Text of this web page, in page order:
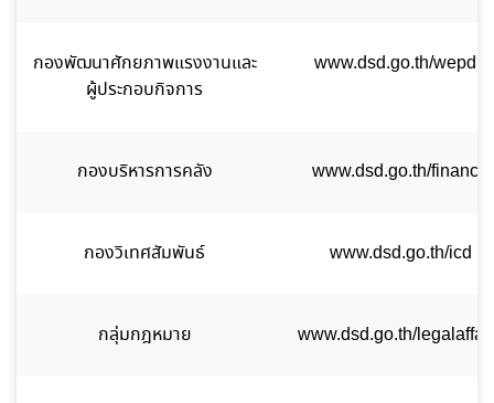
กองพัฒนาศักยภาพแรงงานและ
ผู้ประกอบกิจการ
www.dsd.go.th/wepdp
กองบริหารการคลัง www.dsd.go.th/finance
กองวิเทศสัมพันธ์ www.dsd.go.th/icd
กลุ่มกฎหมาย www.dsd.go.th/